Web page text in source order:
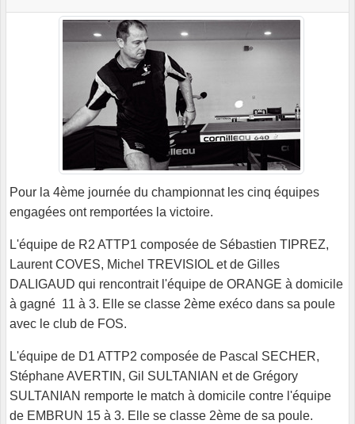
Pour la 4ème journée du championnat les cinq équipes
engagées ont remportées la victoire.
L'équipe de R2 ATTP1 composée de Sébastien TIPREZ,
Laurent COVES, Michel TREVISIOL et de Gilles
DALIGAUD qui rencontrait l'équipe de ORANGE à domicile
à gagné 11 à 3. Elle se classe 2ème exéco dans sa poule
avec le club de FOS.
L'équipe de D1 ATTP2 composée de Pascal SECHER,
Stéphane AVERTIN, Gil SULTANIAN et de Grégory
SULTANIAN remporte le match à domicile contre l'équipe
de EMBRUN 15 à 3. Elle se classe 2ème de sa poule.